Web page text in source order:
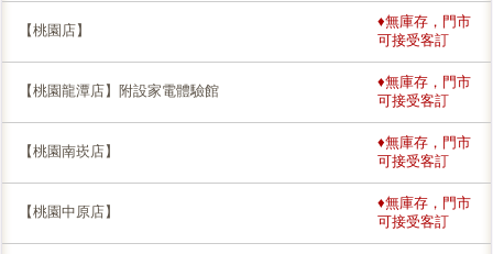
【桃園店】
♦無庫存，門市
可接受客訂
【桃園龍潭店】附設家電體驗館
♦無庫存，門市
可接受客訂
【桃園南崁店】
♦無庫存，門市
可接受客訂
【桃園中原店】
♦無庫存，門市
可接受客訂